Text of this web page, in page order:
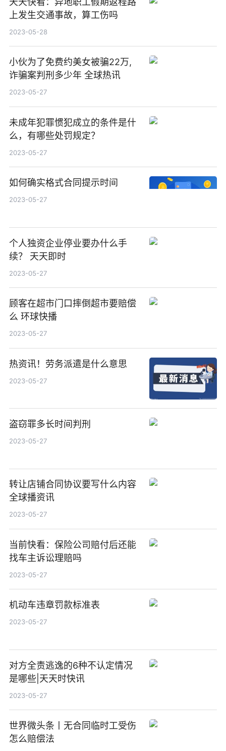
上发生交通事故，算工伤吗
2023-05-28
小伙为了免费约美女被骗22万,
诈骗案判刑多少年 全球热讯
2023-05-27
未成年犯罪惯犯成立的条件是什
么，有哪些处罚规定？
2023-05-27
如何确实格式合同提示时间
2023-05-27
个人独资企业停业要办什么手
续？ 天天即时
2023-05-27
顾客在超市门口摔倒超市要赔偿
么 环球快播
2023-05-27
热资讯！劳务派遣是什么意思
2023-05-27
盗窃罪多长时间判刑
2023-05-27
转让店铺合同协议要写什么内容
全球播资讯
2023-05-27
当前快看：保险公司赔付后还能
找车主诉讼理赔吗
2023-05-27
机动车违章罚款标准表
2023-05-27
对方全责逃逸的6种不认定情况
是哪些|天天时快讯
2023-05-27
世界微头条丨无合同临时工受伤
怎么赔偿法